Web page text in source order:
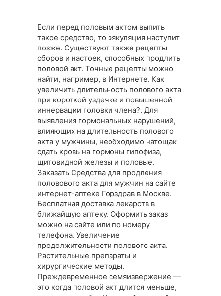
Если перед половым актом выпить
такое средство, то эякуляция наступит
позже. Существуют также рецепты
сборов и настоек, способных продлить
половой акт. Точные рецепты можно
найти, например, в Интернете. Как
увеличить длительность полового акта
при короткой уздечке и повышенной
иннервации головки члена?. Для
выявления гормональных нарушений,
влияющих на длительность полового
акта у мужчины, необходимо натощак
сдать кровь на гормоны гипофиза,
щитовидной железы и половые.
Заказать Средства для продления
половового акта для мужчин на сайте
интернет-аптеке Горздрав в Москве.
Бесплатная доставка лекарств в
ближайшую аптеку. Оформить заказ
можно на сайте или по номеру
телефона. Увеличение
продолжительности полового акта.
Растительные препараты и
хирургические методы.
Преждевременное семяизвержение —
это когда половой акт длится меньше,